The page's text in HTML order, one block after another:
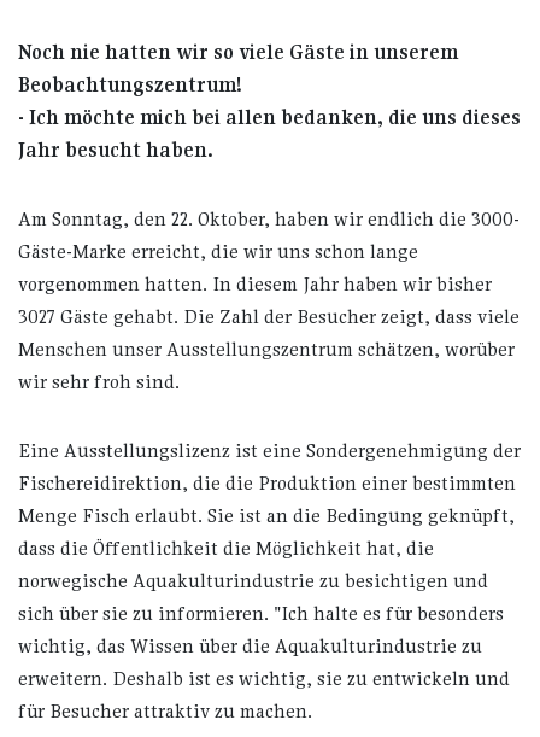
Noch nie hatten wir so viele Gäste in unserem
Beobachtungszentrum!
- Ich möchte mich bei allen bedanken, die uns dieses
Jahr besucht haben.
Am Sonntag, den 22. Oktober, haben wir endlich die 3000-
Gäste-Marke erreicht, die wir uns schon lange
vorgenommen hatten. In diesem Jahr haben wir bisher
3027 Gäste gehabt. Die Zahl der Besucher zeigt, dass viele
Menschen unser Ausstellungszentrum schätzen, worüber
wir sehr froh sind.
Eine Ausstellungslizenz ist eine Sondergenehmigung der
Fischereidirektion, die die Produktion einer bestimmten
Menge Fisch erlaubt. Sie ist an die Bedingung geknüpft,
dass die Öffentlichkeit die Möglichkeit hat, die
norwegische Aquakulturindustrie zu besichtigen und
sich über sie zu informieren. "Ich halte es für besonders
wichtig, das Wissen über die Aquakulturindustrie zu
erweitern. Deshalb ist es wichtig, sie zu entwickeln und
für Besucher attraktiv zu machen.